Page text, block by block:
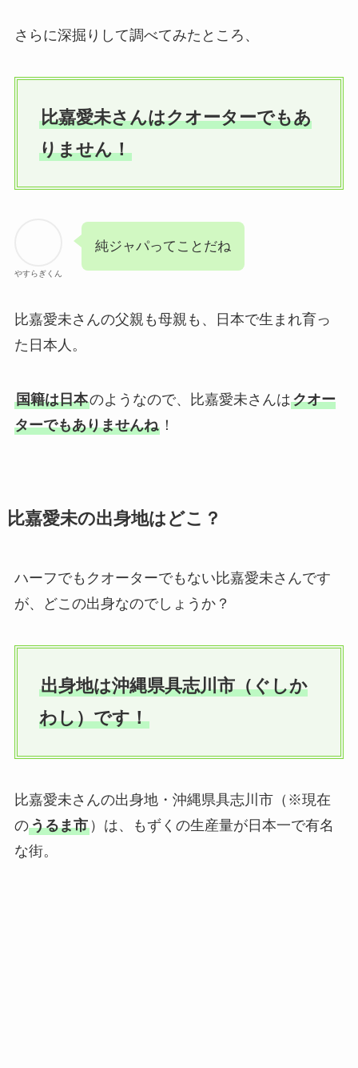
さらに深掘りして調べてみたところ、
比嘉愛未さんはクオーターでもあ
りません！
やすらぎくん
純ジャパってことだね
比嘉愛未さんの父親も母親も、日本で生まれ育っ
た日本人。
国籍は日本のようなので、比嘉愛未さんはクオー
ターでもありませんね！
比嘉愛未の出身地はどこ？
ハーフでもクオーターでもない比嘉愛未さんです
が、どこの出身なのでしょうか？
出身地は沖縄県具志川市（ぐしか
わし）です！
比嘉愛未さんの出身地・沖縄県具志川市（※現在
のうるま市）は、もずくの生産量が日本一で有名
な街。